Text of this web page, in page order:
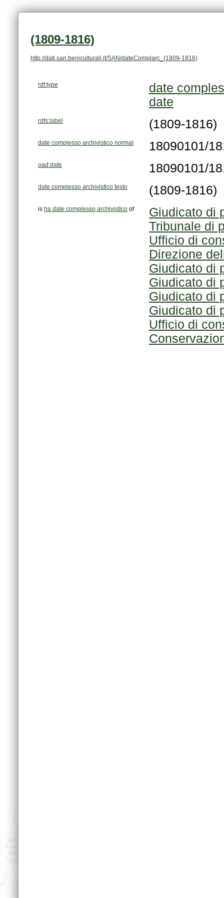
(1809-1816)
http://dati.san.beniculturali.it/SAN/dateComplarc_(1809-1816)
rdf:type
date
date
rdfs:label (1809-1816)
date complesso archivistico normal 18090101/
oad:date 18090101/
date complesso archivistico testo (1809-1816)
is ha date complesso archivistico of
Giudicato di
Tribunale di
Ufficio di
Direzione
Giudicato di
Giudicato di
Giudicato di
Giudicato di
Ufficio di